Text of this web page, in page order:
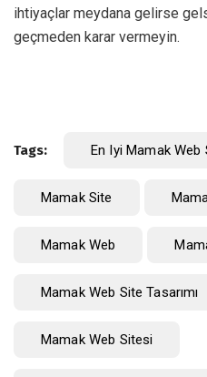
ihtiyaçlar meydana gelirse
geçmeden karar vermeyin.
Tags: En Iyi Mamak Web
Mamak Site
Mamak Web
Mamak Web Site Tasarımı
Mamak Web Sitesi